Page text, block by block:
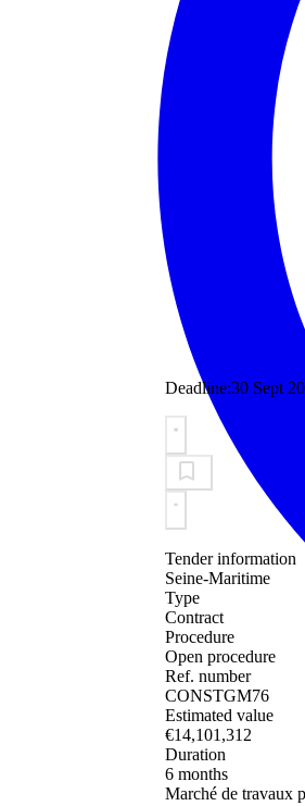
Deadline:30 Sept
Tender information
Seine-Maritime
Type
Contract
Procedure
Open procedure
Ref. number
CONSTGM76
Estimated value
€14,101,312
Duration
6 months
Marché de travaux